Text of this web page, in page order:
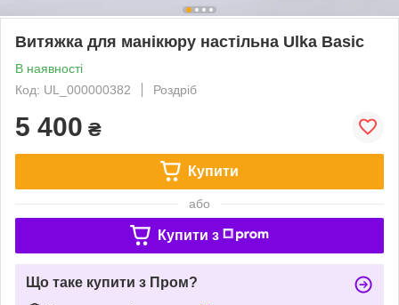
Витяжка для манікюру настільна Ulka Basic
В наявності
Код: UL_000000382
Роздріб
5 400 ₴
Купити
або
Купити з
Що таке купити з Пром?